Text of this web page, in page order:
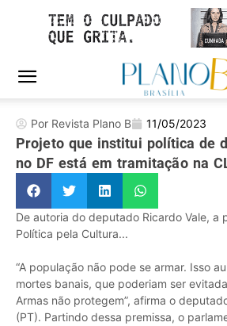
Por Revista Plano B 11/05/2023
Projeto que institui política de
no DF está em tramitação na
De autoria do deputado Ricardo Vale, a
Política pela Cultura...
“A população não pode se armar. Isso
mortes banais, que poderiam ser
Armas não protegem”, afirma o
(PT). Partindo dessa premissa, o